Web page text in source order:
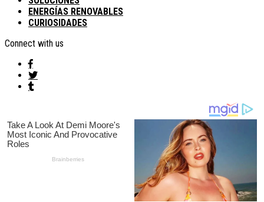
ENERGÍAS RENOVABLES
CURIOSIDADES
Connect with us